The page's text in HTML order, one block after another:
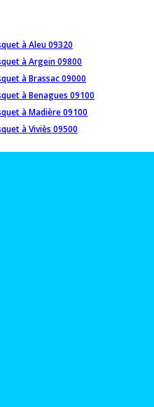
à Aleu 09320
à Argein 09800
à Brassac 09000
à Benagues 09100
à Madière 09100
à Viviès 09500